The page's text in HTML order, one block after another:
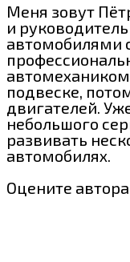
Меня зовут
и
автомобилями
подвеске,
двигателей.
небольшого
развивать
автомобилях.
Оцените автора